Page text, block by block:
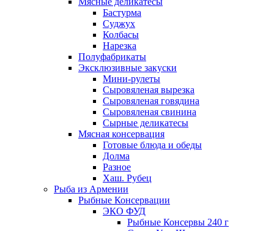
Бастурма
Суджух
Колбасы
Нарезка
Полуфабрикаты
Эксклюзивные закуски
Мини-рулеты
Сыровяленая вырезка
Сыровяленая говядина
Сыровяленая свинина
Сырные деликатесы
Мясная консервация
Готовые блюда и обеды
Долма
Разное
Хаш. Рубец
Рыба из Армении
Рыбные Консервации
ЭКО ФУД
Рыбные Консервы 240 г